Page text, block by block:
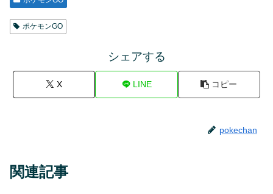
ポケモンGO
シェアする
X LINE コピー
pokechan
関連記事